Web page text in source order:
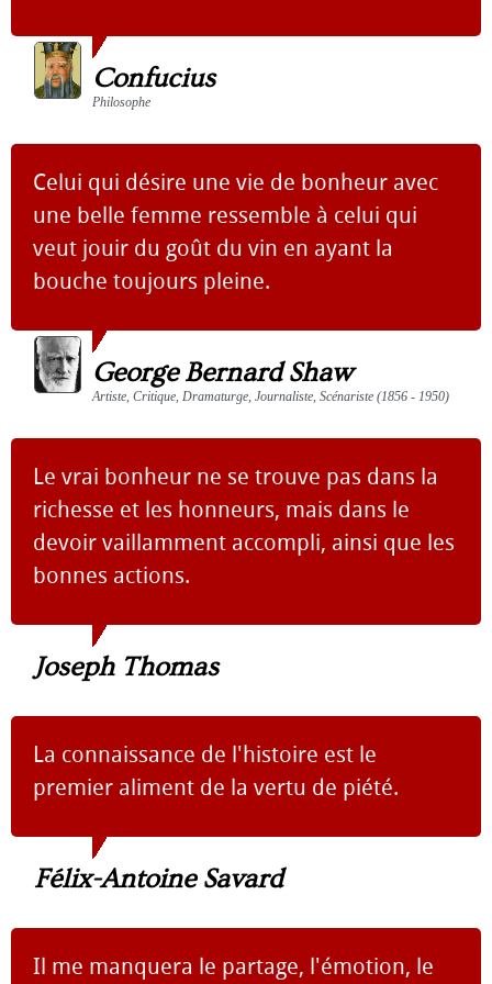
Confucius
Philosophe
Celui qui désire une vie de bonheur avec
une belle femme ressemble à celui qui
veut jouir du goût du vin en ayant la
bouche toujours pleine.
George Bernard Shaw
Artiste, Critique, Dramaturge, Journaliste, Scénariste (1856 - 1950)
Le vrai bonheur ne se trouve pas dans la
richesse et les honneurs, mais dans le
devoir vaillamment accompli, ainsi que les
bonnes actions.
Joseph Thomas
La connaissance de l'histoire est le
premier aliment de la vertu de piété.
Félix-Antoine Savard
Il me manquera le partage, l'émotion, le